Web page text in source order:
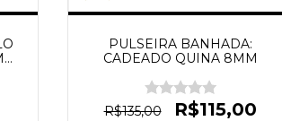
PULSEIRA BANHADA:
CADEADO QUINA 8MM
R$135,00 R$115,00